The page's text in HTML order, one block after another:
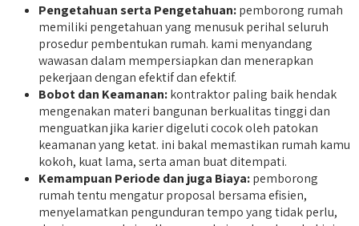
Pengetahuan serta Pengetahuan:pemborong rumah
memiliki pengetahuan yang menusuk perihal seluruh
prosedur pembentukan rumah. kami menyandang
wawasan dalam mempersiapkan dan menerapkan
pekerjaan dengan efektif dan efektif.
Bobot dan Keamanan:kontraktor paling baik hendak
mengenakan materi bangunan berkualitas tinggi dan
menguatkan jika karier digeluti cocok oleh patokan
keamanan yang ketat. ini bakal memastikan rumah kamu
kokoh, kuat lama, serta aman buat ditempati.
Kemampuan Periode dan juga Biaya:pemborong
rumah tentu mengatur proposal bersama efisien,
menyelamatkan pengunduran tempo yang tidak perlu,